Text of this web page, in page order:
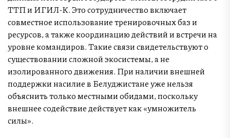
ТТП и ИГИЛ-К. Это сотрудничество включает
совместное использование тренировочных баз и
ресурсов, а также координацию действий и встречи на
уровне командиров. Такие связи свидетельствуют о
существовании сложной экосистемы, а не
изолированного движения. При наличии внешней
поддержки насилие в Белуджистане уже нельзя
объяснить только местными обидами, поскольку
внешнее содействие действует как «умножитель
силы».